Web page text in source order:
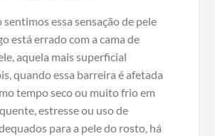
essa sensação de pele
está errado com a cama de
aquela mais superficial
quando essa barreira é afetada
tempo seco ou muito frio em
estresse ou uso de
para a pele do rosto, há